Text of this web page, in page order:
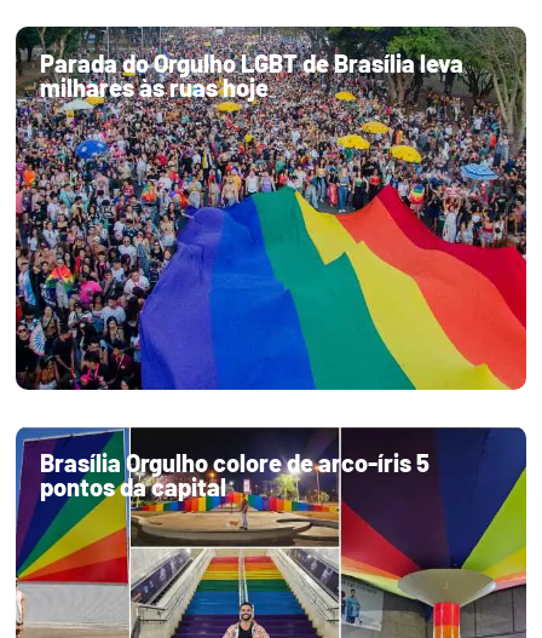
Parada do Orgulho LGBT de Brasília leva
milhares às ruas hoje
Brasília Orgulho colore de arco-íris 5
pontos da capital